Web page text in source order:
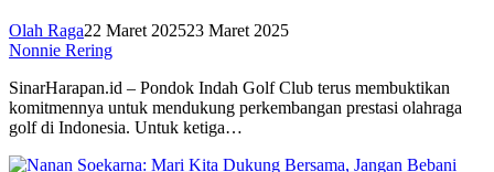
Olah Raga22 Maret 202523 Maret 2025
Nonnie Rering
SinarHarapan.id – Pondok Indah Golf Club terus membuktikan
komitmennya untuk mendukung perkembangan prestasi olahraga
golf di Indonesia. Untuk ketiga…